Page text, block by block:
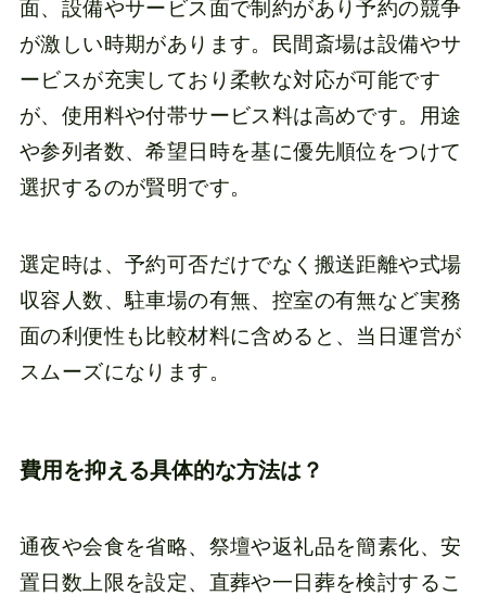
面、設備やサービス面で制約があり予約の競争
が激しい時期があります。民間斎場は設備やサ
ービスが充実しており柔軟な対応が可能です
が、使用料や付帯サービス料は高めです。用途
や参列者数、希望日時を基に優先順位をつけて
選択するのが賢明です。
選定時は、予約可否だけでなく搬送距離や式場
収容人数、駐車場の有無、控室の有無など実務
面の利便性も比較材料に含めると、当日運営が
スムーズになります。
費用を抑える具体的な方法は？
通夜や会食を省略、祭壇や返礼品を簡素化、安
置日数上限を設定、直葬や一日葬を検討するこ